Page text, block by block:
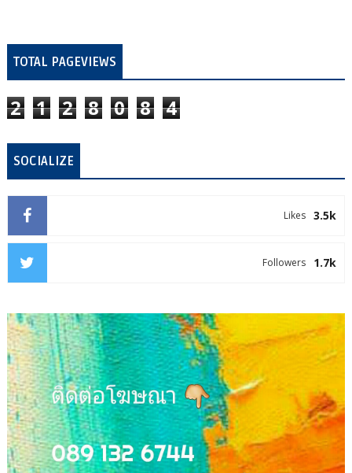
TOTAL PAGEVIEWS
2 1 2 8 0 8 4
SOCIALIZE
3.5k
Likes
1.7k
Followers